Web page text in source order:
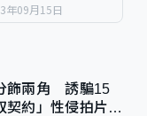
年09月15日
飾兩角 誘騙15
契約」性侵拍片